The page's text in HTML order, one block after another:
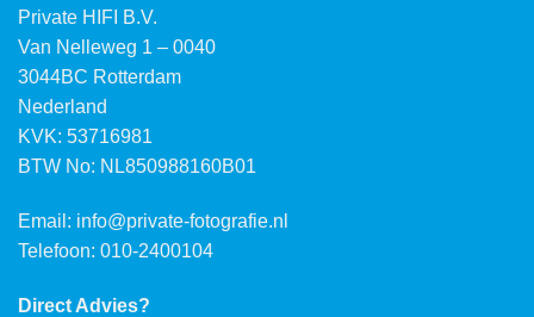
Private HIFI B.V.
Van Nelleweg 1 – 0040
3044BC Rotterdam
Nederland
KVK: 53716981
BTW No: NL850988160B01
Email: info@private-fotografie.nl
Telefoon: 010-2400104
Direct Advies?